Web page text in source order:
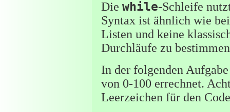
Diewhile-Schleife
Syntax ist ähnlich wie
Listen und keine
Durchläufe zu
In der folgenden
von 0-100 errechnet.
Leerzeichen für den